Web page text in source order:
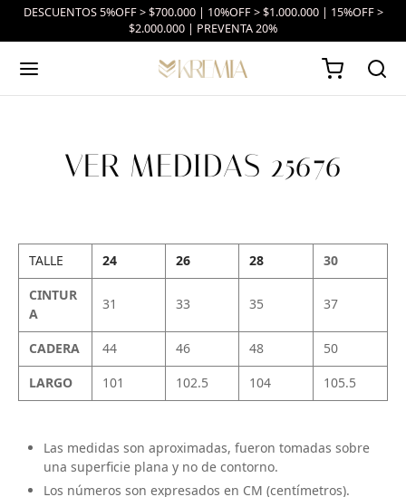
DESCUENTOS 5%OFF > $700.000 | 10%OFF > $1.000.000 | 15%OFF >
$2.000.000 | PREVENTA 20%
VER MEDIDAS 25676
TALLE 24 26 28
30
CINTUR
A
31 33 35 37
CADERA 44 46 48
50
LARGO
101 102.5 104 105.5
Las medidas son aproximadas, fueron tomadas sobre
una superficie plana y no de contorno.
Los números son expresados en CM (centímetros).